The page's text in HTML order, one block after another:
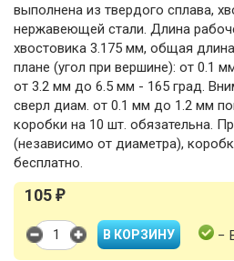
выполнена из твердого сплава,
нержавеющей стали. Длина
хвостовика 3.175 мм, общая
плане (угол при вершине): от 0.1
от 3.2 мм до 6.5 мм - 165 град.
сверл диам. от 0.1 мм до 1.2 мм
коробки на 10 шт. обязательна.
(независимо от диаметра),
бесплатно.
105 ₽
−